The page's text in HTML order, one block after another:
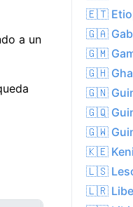
a un
🇪🇹
🇬🇦
🇬🇲
🇬🇭
🇬🇳
🇬🇶
🇬🇼
🇰🇪
🇱🇸
🇱🇷